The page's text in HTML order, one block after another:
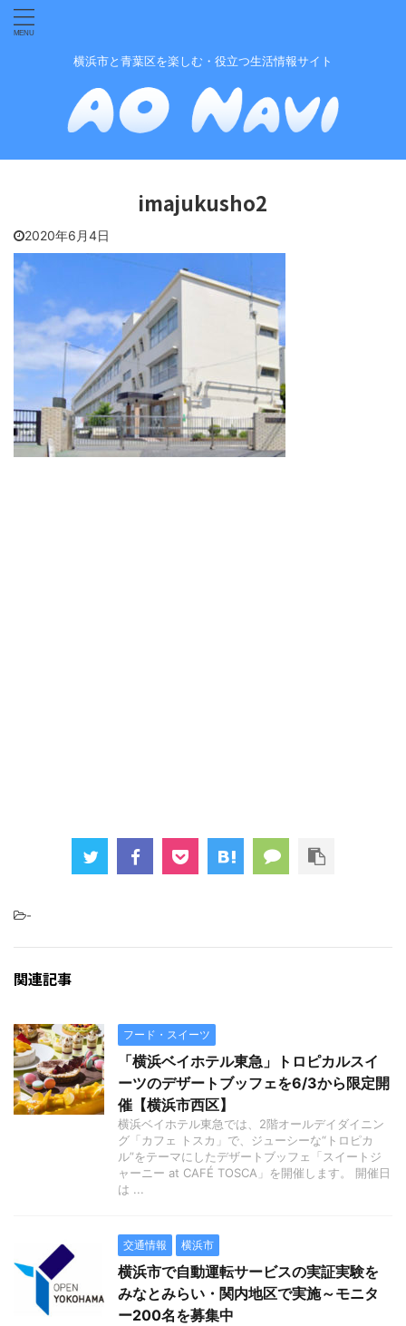
横浜市と青葉区を楽しむ・役立つ生活情報サイト
imajukusho2
2020年6月4日
-
関連記事
フード・スイーツ
「横浜ベイホテル東急」トロピカルスイ
ーツのデザートブッフェを6/3から限定開
催【横浜市西区】
横浜ベイホテル東急では、2階オールデイダイニン
グ「カフェ トスカ」で、ジューシーな“トロピカ
ル”をテーマにしたデザートブッフェ「スイートジ
ャーニー at CAFÉ TOSCA」を開催します。 開催日
は ...
交通情報 横浜市
横浜市で自動運転サービスの実証実験を
みなとみらい・関内地区で実施～モニタ
ー200名を募集中